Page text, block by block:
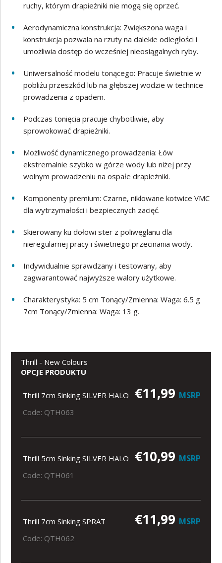
ruchy, którym drapieżniki nie mogą się oprzeć.
Aerodynamiczna konstrukcja: Zwiększona waga i
konstrukcja pozwala na rzuty na dalekie odległości i
umożliwia dostęp do wcześniej nieosiągalnych ryby.
Uniwersalność modelu tonącego: Pracuje świetnie w
pobliżu przeszkód lub na głębszej wodzie w technice
prowadzenia z opadem.
Podczas tonięcia pracuje chybotliwie, aby
sprowokować drapieżniki.
Możliwość dynamicznego prowadzenia: Łów
ekstremalnie szybko w górze wody lub niżej przy
wolnym prowadzeniu na ospałe drapieżniki.
Komponenty premium: Czarne, niklowane kotwice VMC
dla wytrzymałości i bezpiecznych zacięć.
Skierowany ku dołowi ster z poliwęglanu dla
nieregularnej pracy i świetnego przecinania wody.
Indywidualnie sprawdzany i testowany, aby
zagwarantować najwyższe walory użytkowe.
Charakterystyka: 5 cm Tonący/Zmienna: Waga: 6.5 g
7cm Tonący/Zmienna: Waga: 13 g.
Thrill - New Colours
OPCJE PRODUKTU
Thrill 7cm Sinking SILVER HALO €11,99 MSRP
Code: QTH063
Thrill 5cm Sinking SILVER HALO €10,99 MSRP
Code: QTH061
Thrill 7cm Sinking SPRAT €11,99 MSRP
Code: QTH062